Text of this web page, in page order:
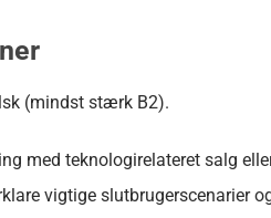
(mindst stærk B2).
med teknologirelateret salg
vigtige slutbrugerscenarier